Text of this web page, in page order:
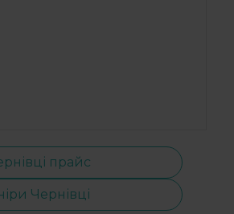
прайс
Чернівці